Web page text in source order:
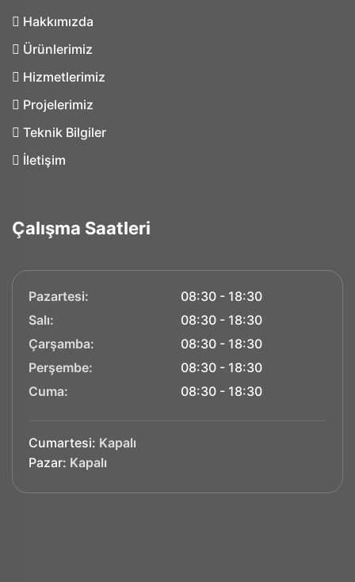
Hakkımızda
Ürünlerimiz
Hizmetlerimiz
Projelerimiz
Teknik Bilgiler
İletişim
Çalışma Saatleri
Pazartesi:
08:30 - 18:30
Salı:
08:30 - 18:30
Çarşamba:
08:30 - 18:30
Perşembe:
08:30 - 18:30
Cuma:
08:30 - 18:30
Cumartesi: Kapalı
Pazar: Kapalı